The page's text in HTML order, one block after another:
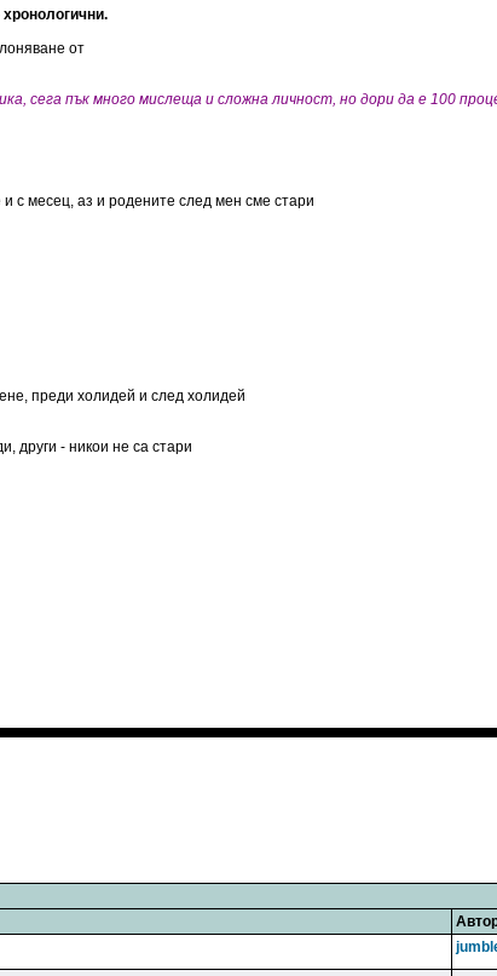
от
сега пък много мислеща и сложна личност, но дори да е 100
с месец, аз и родените след мен сме стари
преди холидей и след холидей
други - никои не са стари